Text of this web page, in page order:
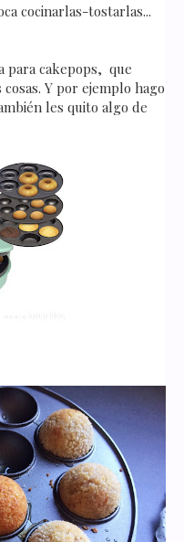
cocinarlas-tostarlas...
para cakepops, que
Y por ejemplo hago
les quito algo de